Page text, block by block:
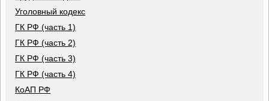
Уголовный кодекс
ГК РФ (часть 1)
ГК РФ (часть 2)
ГК РФ (часть 3)
ГК РФ (часть 4)
КоАП РФ